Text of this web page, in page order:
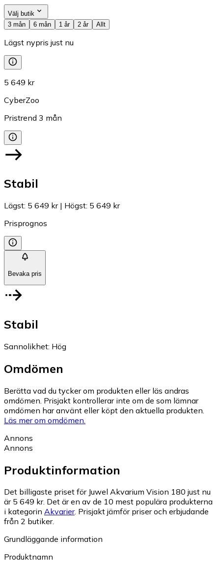
Välj butik
3 mån
6 mån 1 år 2 år Allt
Lägst nypris just nu
5 649 kr
CyberZoo
Pristrend 3 mån
Stabil
Lägst: 5 649 kr| Högst: 5 649 kr
Prisprognos
Bevaka pris
Stabil
Sannolikhet: Hög
Omdömen
Berätta vad du tycker om produkten eller läs andras
omdömen. Prisjakt kontrollerar inte om de som lämnar
omdömen har använt eller köpt den aktuella produkten.
Läs mer om omdömen.
Annons
Annons
Produktinformation
Det billigaste priset för Juwel Akvarium Vision 180 just nu
är 5 649 kr. Det är en av de 10 mest populära produkterna
i kategorin Akvarier. Prisjakt jämför priser och erbjudande
från 2 butiker.
Grundläggande information
Produktnamn